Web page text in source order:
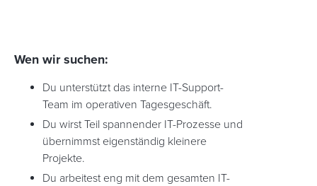
Wen wir suchen:
Du unterstützt das interne IT-Support-
Team im operativen Tagesgeschäft.
Du wirst Teil spannender IT-Prozesse und
übernimmst eigenständig kleinere
Projekte.
Du arbeitest eng mit dem gesamten IT-